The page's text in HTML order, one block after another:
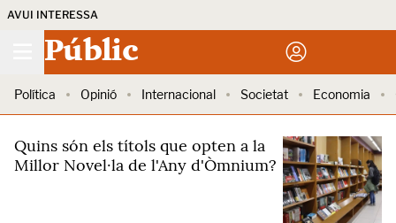
AVUI INTERESSA
Públic
Política Opinió Internacional Societat Economia
Quins són els títols que opten a la
Millor Novel·la de l'Any d'Òmnium?